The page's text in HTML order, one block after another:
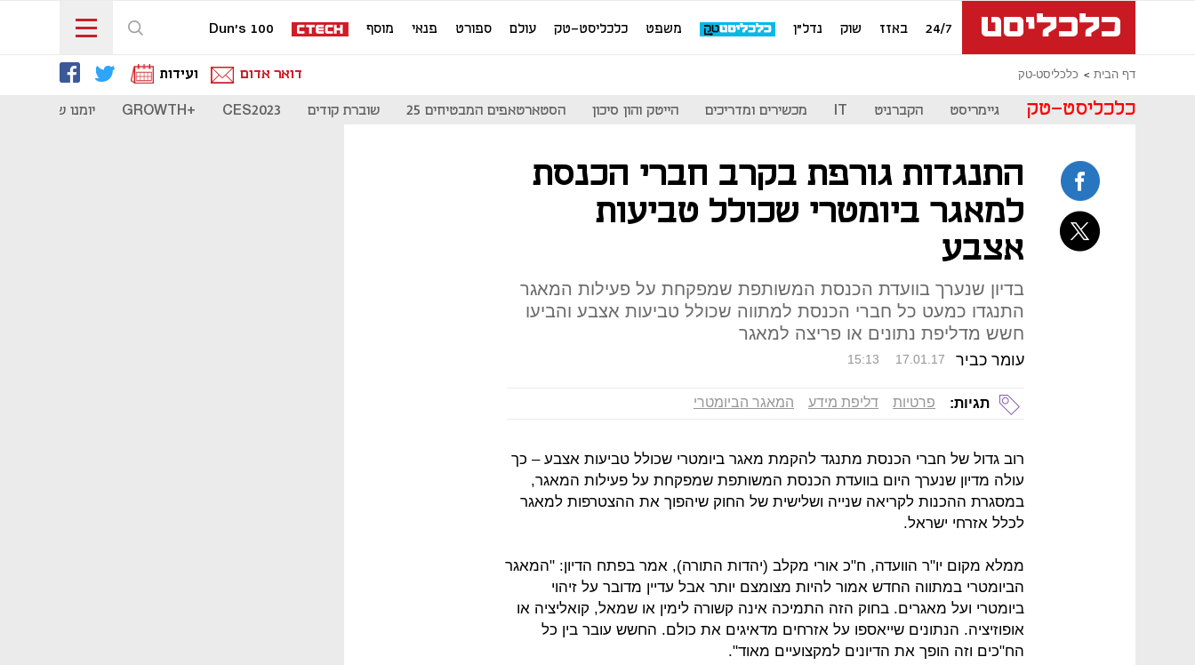
24/7 באזז שוק נדל"ן משפט כלכליסט-טק עולם ספורט פנאי מוסף Dun's 100
דף הבית כלכליסט-טק דואר אדום ועידות
כלכליסט-טק גיימריסט הקברניט IT מכשירים ומדריכים הייטק והון סיכון הסטארטאפים המבטיחים 25 שוברת קודים CES2023
+GROWTH יומנו של
התנגדות גורפת בקרב חברי הכנסת
למאגר ביומטרי שכולל טביעות
אצבע
בדיון שנערך בוועדת הכנסת המשותפת שמפקחת על פעילות המאגר
התנגדו כמעט כל חברי הכנסת למתווה שכולל טביעות אצבע והביעו
חשש מדליפת נתונים או פריצה למאגר
עומר כביר 15:13 17.01.17
תגיות: פרטיות דליפת מידע המאגר הביומטרי
רוב גדול של חברי הכנסת מתנגד להקמת מאגר ביומטרי שכולל טביעות אצבע – כך
עולה מדיון שנערך היום בוועדת הכנסת המשותפת שמפקחת על פעילות המאגר,
במסגרת ההכנות לקריאה שנייה ושלישית של החוק שיהפוך את ההצטרפות למאגר
לכלל אזרחי ישראל.
ממלא מקום יו"ר הוועדה, ח"כ אורי מקלב (יהדות התורה), אמר בפתח הדיון: "המאגר
הביומטרי במתווה החדש אמור להיות מצומצם יותר אבל עדיין מדובר על זיהוי
ביומטרי ועל מאגרים. בחוק הזה התמיכה אינה קשורה לימין או שמאל, קואליציה או
אופוזיציה. הנתונים שייאספו על אזרחים מדאיגים את כולם. החשש עובר בין כל
הח"כים וזה הופך את הדיונים למקצועיים מאוד".